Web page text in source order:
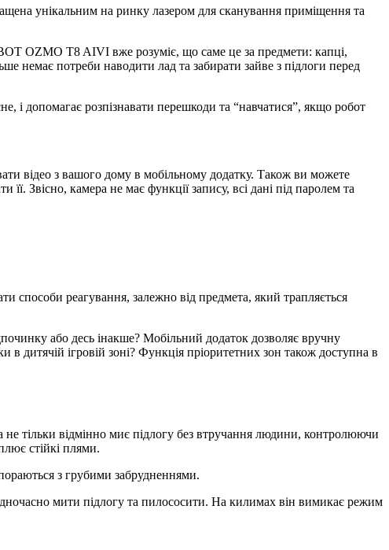
унікальним на ринку лазером для сканування приміщення та
OZMO T8 AIVI вже розуміє, що саме це за предмети: капці,
немає потреби наводити лад та забирати зайве з підлоги перед
і допомагає розпізнавати перешкоди та “навчатися”, якщо робот
відео з вашого дому в мобільному додатку. Також ви можете
Звісно, камера не має функції запису, всі дані під паролем та
способи реагування, залежно від предмета, який трапляється
або десь інакше? Мобільний додаток дозволяє вручну
в дитячій ігровій зоні? Функція пріоритетних зон також доступна в
тільки відмінно миє підлогу без втручання людини, контролюючи
стійкі плями.
з грубими забрудненнями.
мити підлогу та пилососити. На килимах він вимикає режим